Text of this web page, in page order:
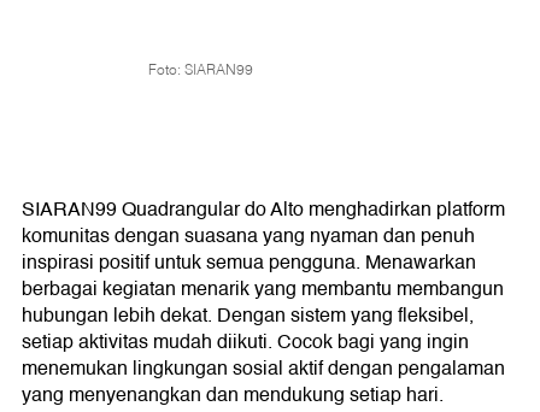
Foto: SIARAN99
SIARAN99 Quadrangular do Alto menghadirkan platform
komunitas dengan suasana yang nyaman dan penuh
inspirasi positif untuk semua pengguna. Menawarkan
berbagai kegiatan menarik yang membantu membangun
hubungan lebih dekat. Dengan sistem yang fleksibel,
setiap aktivitas mudah diikuti. Cocok bagi yang ingin
menemukan lingkungan sosial aktif dengan pengalaman
yang menyenangkan dan mendukung setiap hari.